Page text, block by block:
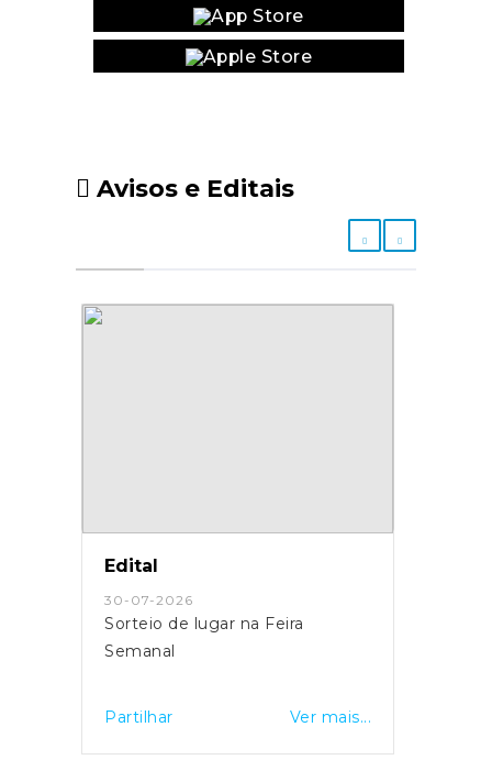
Avisos e Editais
Edital
30-07-2026
Sorteio de lugar na Feira
Semanal
Partilhar Ver mais...